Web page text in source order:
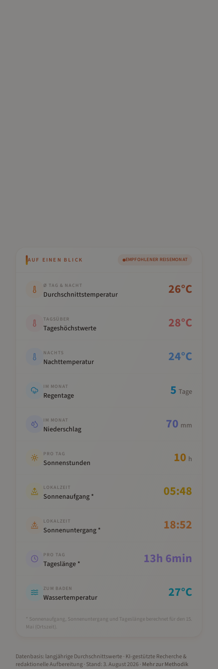
AUF EINEN BLICK EMPFOHLENER REISEMONAT
Ø TAG & NACHT
Durchschnittstemperatur 26°C
TAGSÜBER
Tageshöchstwerte 28°C
NACHTS
Nachttemperatur 24°C
IM MONAT
Regentage 5 Tage
IM MONAT
Niederschlag 70 mm
PRO TAG
Sonnenstunden 10 h
LOKALZEIT
Sonnenaufgang * 05:48
LOKALZEIT
Sonnenuntergang * 18:52
PRO TAG
Tageslänge * 13h 6min
ZUM BADEN
Wassertemperatur 27°C
* Sonnenaufgang, Sonnenuntergang und Tageslänge berechnet für den 15.
Mai (Ortszeit).
Datenbasis: langjährige Durchschnittswerte · KI-gestützte Recherche &
redaktionelle Aufbereitung· Stand: 3. August 2026· Mehr zur Methodik